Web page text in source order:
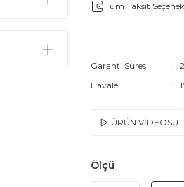
Tüm Taksit
Garanti Süresi
Havale
ÜRÜN VİDEOSU
Ölçü